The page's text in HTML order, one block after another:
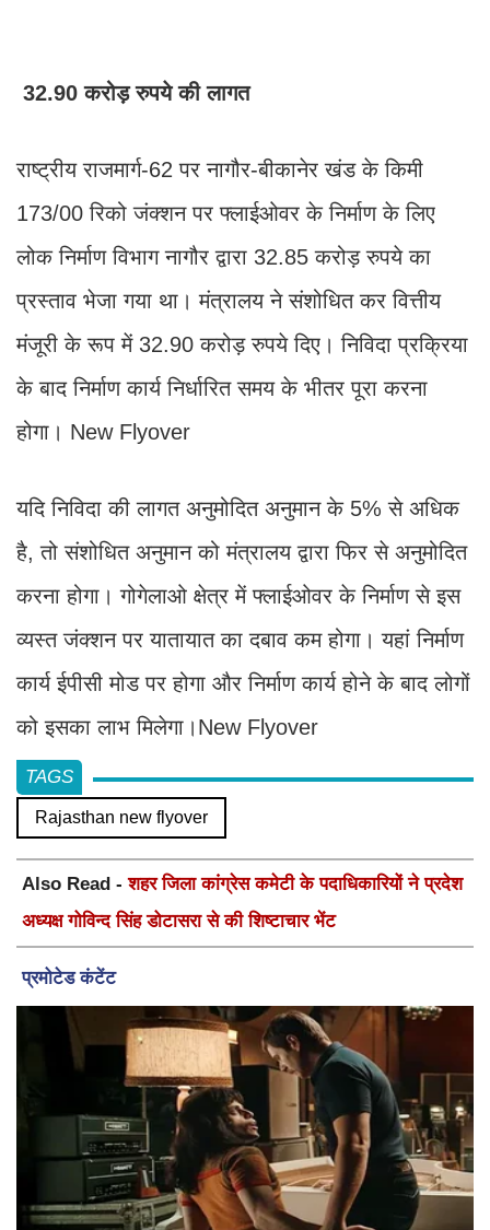
32.90 करोड़ रुपये की लागत
राष्ट्रीय राजमार्ग-62 पर नागौर-बीकानेर खंड के किमी
173/00 रिको जंक्शन पर फ्लाईओवर के निर्माण के लिए
लोक निर्माण विभाग नागौर द्वारा 32.85 करोड़ रुपये का
प्रस्ताव भेजा गया था। मंत्रालय ने संशोधित कर वित्तीय
मंजूरी के रूप में 32.90 करोड़ रुपये दिए। निविदा प्रक्रिया
के बाद निर्माण कार्य निर्धारित समय के भीतर पूरा करना
होगा। New Flyover
यदि निविदा की लागत अनुमोदित अनुमान के 5% से अधिक
है, तो संशोधित अनुमान को मंत्रालय द्वारा फिर से अनुमोदित
करना होगा। गोगेलाओ क्षेत्र में फ्लाईओवर के निर्माण से इस
व्यस्त जंक्शन पर यातायात का दबाव कम होगा। यहां निर्माण
कार्य ईपीसी मोड पर होगा और निर्माण कार्य होने के बाद लोगों
को इसका लाभ मिलेगा।New Flyover
TAGS
Rajasthan new flyover
Also Read -शहर जिला कांग्रेस कमेटी के पदाधिकारियों ने प्रदेश
अध्यक्ष गोविन्द सिंह डोटासरा से की शिष्टाचार भेंट